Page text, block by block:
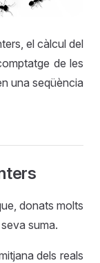
el càlcul del
de les
una seqüència
donats molts
suma.
dels reals